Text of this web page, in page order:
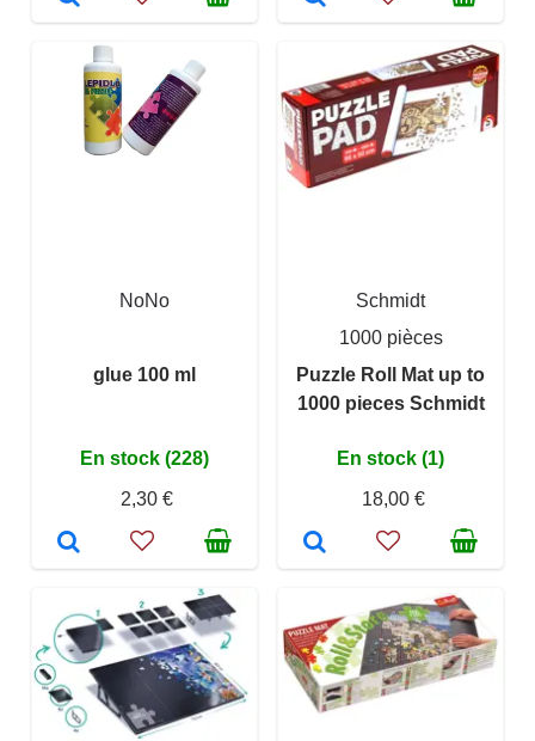
NoNo
glue 100 ml
En stock (228)
2,30 €
Schmidt
1000 pièces
Puzzle Roll Mat up to
1000 pieces Schmidt
En stock (1)
18,00 €